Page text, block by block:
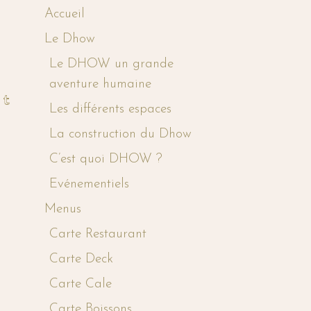
Accueil
Le Dhow
Le DHOW un grande
aventure humaine
Les différents espaces
La construction du Dhow
C’est quoi DHOW ?
Evénementiels
Menus
Carte Restaurant
Carte Deck
Carte Cale